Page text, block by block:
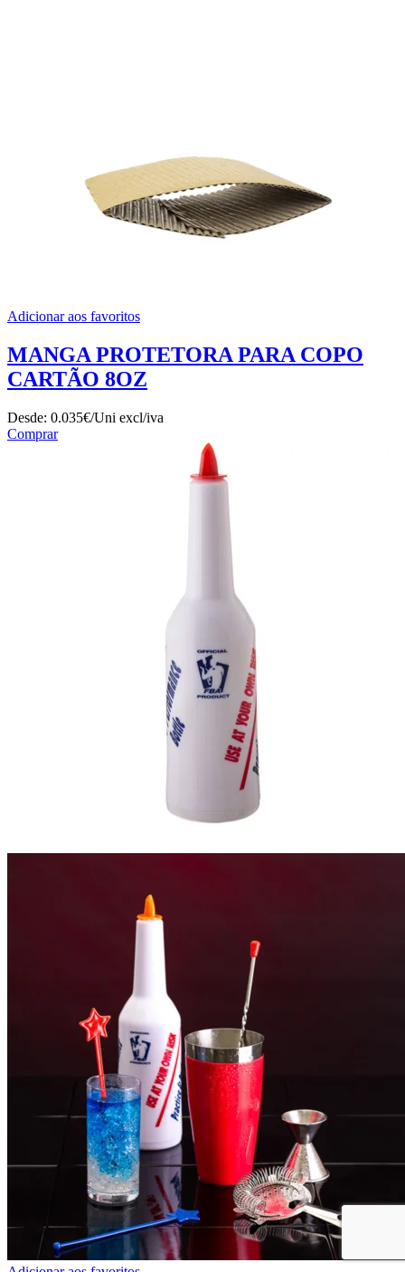
Adicionar aos favoritos
MANGA PROTETORA PARA COPO
CARTÃO 8OZ
Desde: 0.035€/Uni excl/iva
Comprar